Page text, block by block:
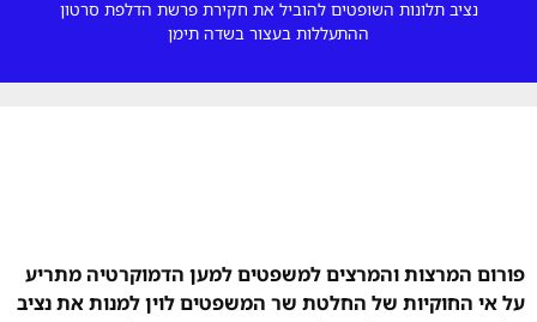
נציב תלונות השופטים להוביל את חקירת פרשת הדלפת סרטון
ההתעללות בעצור בשדה תימן
פורום המרצות והמרצים למשפטים למען הדמוקרטיה מתריע
על אי החוקיות של החלטת שר המשפטים לוין למנות את נציב